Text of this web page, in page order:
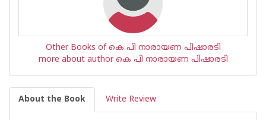
Other Books of കെ പി നാരായണ പിഷാരടി
more about author കെ പി നാരായണ പിഷാരടി
About the Book Write Review